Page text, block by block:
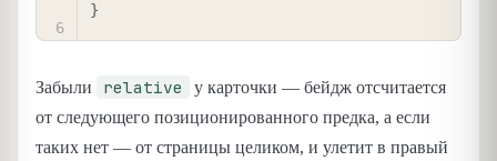
}
Забыли relative
у карточки — бейдж отсчитается
от следующего позиционированного предка, а если
таких нет — от страницы целиком, и улетит в правый